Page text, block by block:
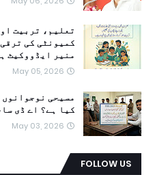
تعلیم، تربیت
کمیونٹی کی
منیر ایڈووکیٹ
May 05, 2026
مسیحی
کیا ہے؟ اے ڈی
May 03, 2026
FOLLOW US